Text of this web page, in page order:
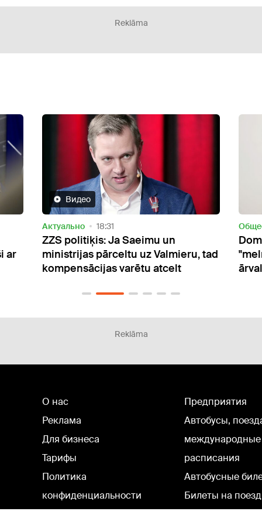
Reklāma
Oбщество 13:51
Dombrava kopš stāšanās amatā
"melnajā sarakstā" iekļāvis ap 90
ārvalstnieku
Reklāma
О нас
Реклама
Для бизнеса
Тарифы
Политика
конфиденциальности
Предприятия
Автобусы,
международные
расписания
Автобусные
Билеты на поезд